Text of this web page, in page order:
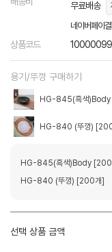
무료배송
네이버페이
상품코드
용기/뚜껑 구매하기
HG-845(흑색
HG-840 (뚜껑)
HG-845(흑색)Body [200
HG-840 (뚜껑) [200개]
선택 상품 금액